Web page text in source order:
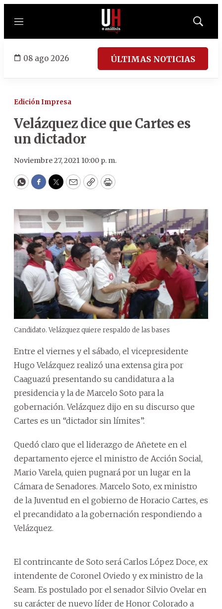
Menú
Mostrar
08 ago 2026 ÚLTIMAS NOTICIAS
Edición Impresa
Velázquez dice que Cartes es
un dictador
Noviembre 27, 2021 10:00 p. m.
WhatsApp
Facebook
Twitter
EmailCopyPrint
Candidato. Velázquez quiere respaldo de las bases
Entre el viernes y el sábado, el vicepresidente
Hugo Velázquez realizó una extensa gira por
Caaguazú presentando su candidatura a la
presidencia y la de Marcelo Soto para la
gobernación. Velázquez dijo en su discurso que
Cartes es un “dictador sin límites”.
Quedó claro que el liderazgo de Añetete en el
departamento ejerce el ministro de Acción Social,
Mario Varela, quien pugnará por un lugar en la
Cámara de Senadores. Marcelo Soto, ex ministro
de la Juventud en el gobierno de Horacio Cartes, es
el precandidato a la gobernación respondiendo a
Velázquez.
El contrincante de Soto será Carlos López Doce, ex
intendente de Coronel Oviedo y ex ministro de la
Seam. Es postulado por el senador Silvio Ovelar en
su carácter de nuevo líder de Honor Colorado a